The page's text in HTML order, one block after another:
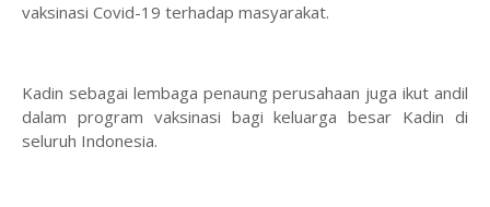
vaksinasi Covid-19 terhadap masyarakat.
Kadin sebagai lembaga penaung perusahaan juga ikut andil
dalam program vaksinasi bagi keluarga besar Kadin di
seluruh Indonesia.